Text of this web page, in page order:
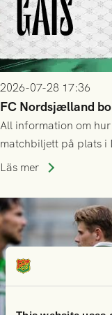
2026-07-28 17:36
FC Nordsjælland
All information om
matchbiljett på plats i
som står på
Läs mer